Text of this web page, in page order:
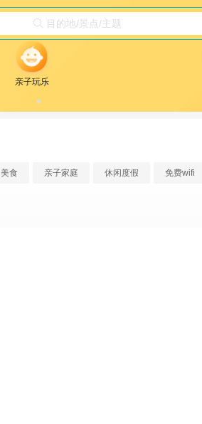
 目的地/景点/主题
亲子玩乐
美食 亲子家庭 休闲度假 免费wifi